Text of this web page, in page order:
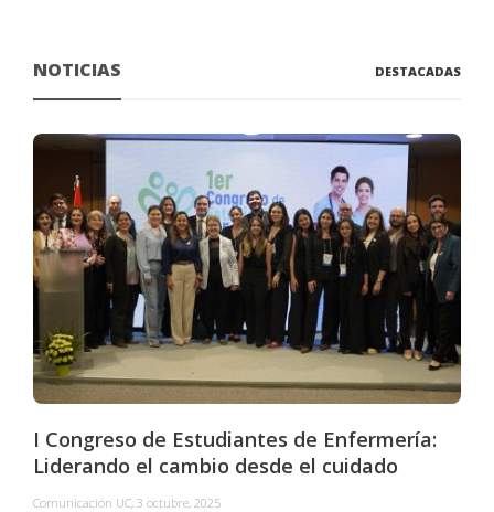
NOTICIAS DESTACADAS
I Congreso de Estudiantes de Enfermería:
Liderando el cambio desde el cuidado
Comunicación UC, 3 octubre, 2025